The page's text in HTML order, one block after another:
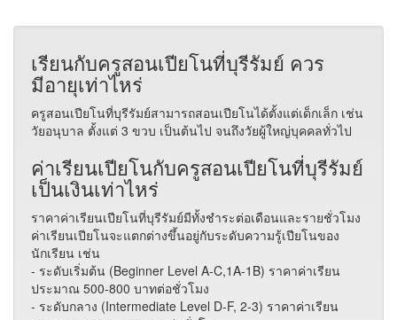
เรียนกับครูสอนเปียโนที่บุรีรัมย์ ควร
มีอายุเท่าไหร่
ครูสอนเปียโนที่บุรีรัมย์สามารถสอนเปียโนได้ตั้งแต่เด็กเล็ก เช่น
วัยอนุบาล ตั้งแต่ 3 ขวบ เป็นต้นไป จนถึงวัยผู้ใหญ่บุคคลทั่วไป
ค่าเรียนเปียโนกับครูสอนเปียโนที่บุรีรัมย์
เป็นเงินเท่าไหร่
ราคาค่าเรียนเปียโนที่บุรีรัมย์มีทั้งชำระต่อเดือนและรายชั่วโมง
ค่าเรียนเปียโนจะแตกต่างขึ้นอยู่กับระดับความรู้เปียโนของ
นักเรียน เช่น
- ระดับเริ่มต้น (Beginner Level A-C,1A-1B) ราคาค่าเรียน
ประมาณ 500-800 บาทต่อชั่วโมง
- ระดับกลาง (Intermediate Level D-F, 2-3) ราคาค่าเรียน